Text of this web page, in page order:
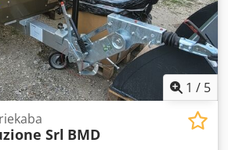
1 / 5
Srl BMD